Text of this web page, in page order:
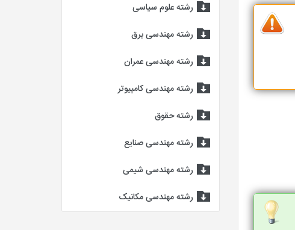
رشته علوم سیاسی
رشته مهندسی برق
رشته مهندسی عمران
رشته مهندسی کامپیوتر
رشته حقوق
رشته مهندسی صنایع
رشته مهندسی شیمی
رشته مهندسی مکانیک